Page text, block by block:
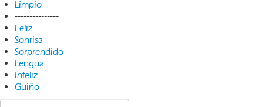
Limpio
---------------
Feliz
Sonrisa
Sorprendido
Lengua
Infeliz
Guiño